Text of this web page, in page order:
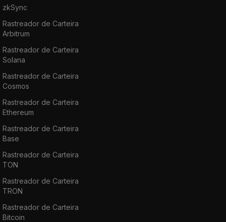
zkSync
Rastreador de Carteira
Arbitrum
Rastreador de Carteira
Solana
Rastreador de Carteira
Cosmos
Rastreador de Carteira
Ethereum
Rastreador de Carteira
Base
Rastreador de Carteira
TON
Rastreador de Carteira
TRON
Rastreador de Carteira
Bitcoin